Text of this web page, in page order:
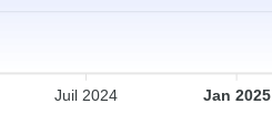
Juil 2024 Jan 2025